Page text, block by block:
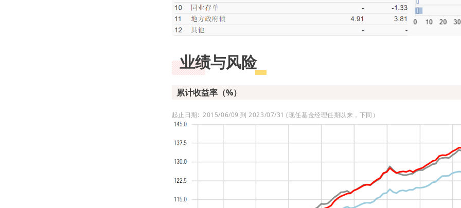
业绩与风险
累计收益率（%）
起止日期: 2015/06/09 到 2023/07/31 (现任基金经理任期以来，下同）